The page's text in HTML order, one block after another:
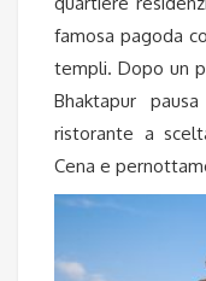
famosa pagoda
templi. Dopo un
Bhaktapur
ristorante a
Cena e